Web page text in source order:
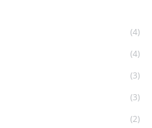
(4)
(4)
(3)
(3)
(2)